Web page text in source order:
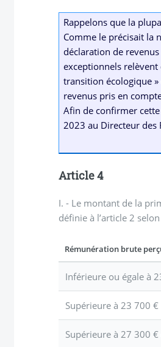
Rappelons que la
Comme le précisait la
déclaration de
exceptionnels
transition écologique »
revenus pris en
Afin de confirmer
2023 au Directeur des
Article 4
I. - Le montant de la
définie à l’article 2
Rémunération brute
Inférieure ou égale à
Supérieure à 23 700
Supérieure à 27 300